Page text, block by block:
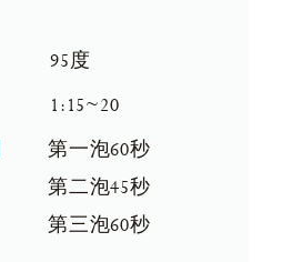
95度
1:15~20
第一泡60秒
第二泡45秒
第三泡60秒